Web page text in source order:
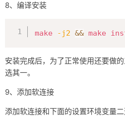
8、编译安装
make -j2 && make
安装完成后，为了正常使用还要做
选其一。
9、添加软连接
添加软连接和下面的设置环境变量二